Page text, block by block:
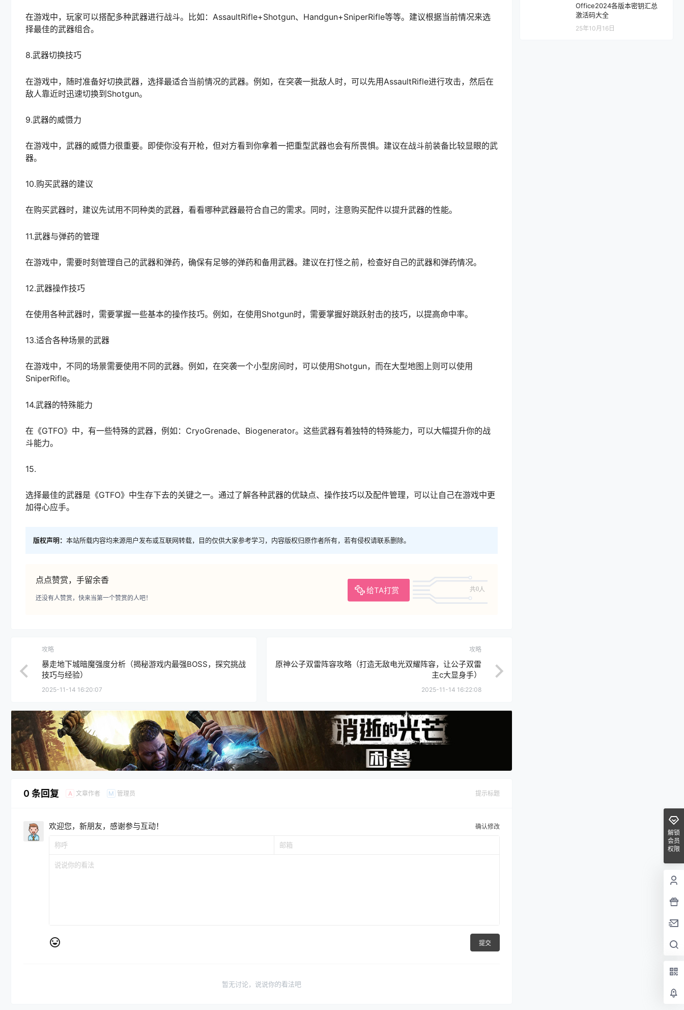
在游戏中，玩家可以搭配多种武器进行战斗。比如：AssaultRifle+Shotgun、Handgun+SniperRifle等等。建议根据当前情况来选
择最佳的武器组合。
8.武器切换技巧
在游戏中，随时准备好切换武器，选择最适合当前情况的武器。例如，在突袭一批敌人时，可以先用AssaultRifle进行攻击，然后在
敌人靠近时迅速切换到Shotgun。
9.武器的威慑力
在游戏中，武器的威慑力很重要。即使你没有开枪，但对方看到你拿着一把重型武器也会有所畏惧。建议在战斗前装备比较显眼的武
器。
10.购买武器的建议
在购买武器时，建议先试用不同种类的武器，看看哪种武器最符合自己的需求。同时，注意购买配件以提升武器的性能。
11.武器与弹药的管理
在游戏中，需要时刻管理自己的武器和弹药，确保有足够的弹药和备用武器。建议在打怪之前，检查好自己的武器和弹药情况。
12.武器操作技巧
在使用各种武器时，需要掌握一些基本的操作技巧。例如，在使用Shotgun时，需要掌握好跳跃射击的技巧，以提高命中率。
13.适合各种场景的武器
在游戏中，不同的场景需要使用不同的武器。例如，在突袭一个小型房间时，可以使用Shotgun，而在大型地图上则可以使用
SniperRifle。
14.武器的特殊能力
在《GTFO》中，有一些特殊的武器，例如：CryoGrenade、Biogenerator。这些武器有着独特的特殊能力，可以大幅提升你的战
斗能力。
15.
选择最佳的武器是《GTFO》中生存下去的关键之一。通过了解各种武器的优缺点、操作技巧以及配件管理，可以让自己在游戏中更
加得心应手。
版权声明： 本站所载内容均来源用户发布或互联网转载，目的仅供大家参考学习，内容版权归原作者所有，若有侵权请联系删除。
点点赞赏，手留余香
给TA打赏 共0人
还没有人赞赏，快来当第一个赞赏的人吧！
攻略
暴走地下城暗魔强度分析（揭秘游戏内最强BOSS，探究挑战
技巧与经验）
2025-11-14 16:20:07
攻略
原神公子双雷阵容攻略（打造无敌电光双耀阵容，让公子双雷
主c大显身手）
2025-11-14 16:22:08
0 条回复 A 文章作者 M 管理员 提示标题
欢迎您，新朋友，感谢参与互动！ 确认修改
提交
暂无讨论，说说你的看法吧
Office2024各版本密钥汇总
激活码大全
25年10月16日
解锁
会员
权限